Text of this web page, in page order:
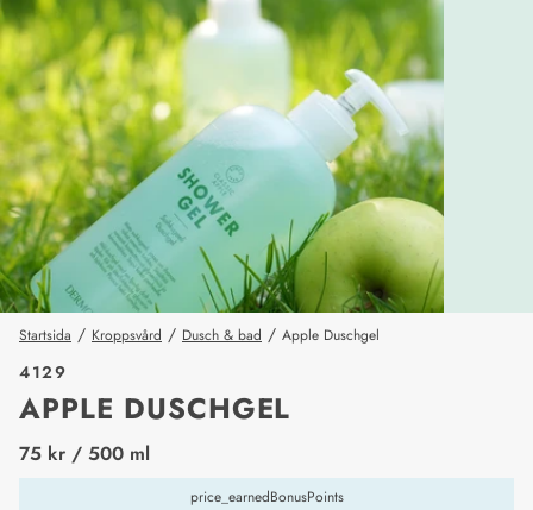
Startsida / Kroppsvård / Dusch & bad / Apple Duschgel
4129
APPLE DUSCHGEL
price_label
75 kr / 500 ml
price_earnedBonusPoints